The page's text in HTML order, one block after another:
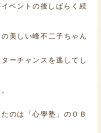
ベントの後しばらく続
美しい峰不二子ちゃん
ーチャンスを逃してし
のは「心學塾」のＯＢ